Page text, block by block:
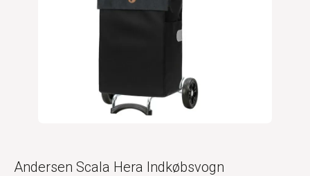
Andersen Scala Hera Indkøbsvogn